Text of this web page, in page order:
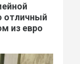
отличный
из евро